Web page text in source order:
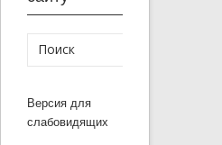
Версия для
слабовидящих